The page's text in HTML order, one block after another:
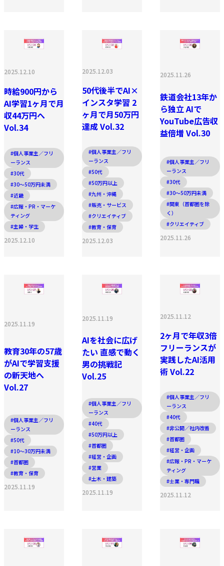
2025.12.10
時給900円から
AI学習1ヶ月で月
収44万円へ
Vol.34
#個人事業主／フリ
ーランス
#30代
#30〜50万円未満
#近畿
#広報・PR・マーケ
ティング
#主婦・学生
2025.12.10
2025.12.03
50代後半でAI×
インスタ学習 2
ヶ月で月50万円
達成 Vol.32
#個人事業主／フリ
ーランス
#50代
#50万円以上
#九州・沖縄
#販売・サービス
#クリエイティブ
#教育・保育
2025.12.03
2025.11.26
鉄道会社13年か
ら独立 AIで
YouTube広告収
益倍増 Vol.30
#個人事業主／フリ
ーランス
#30代
#30〜50万円未満
#関東（首都圏を除
く）
#クリエイティブ
2025.11.26
2025.11.19
教育30年の57歳
がAIで学習支援
の新天地へ
Vol.27
#個人事業主／フリ
ーランス
#50代
#10〜30万円未満
#首都圏
#教育・保育
2025.11.19
2025.11.19
AIを社会に広げ
たい 直感で動く
男の挑戦記
Vol.25
#個人事業主／フリ
ーランス
#40代
#50万円以上
#首都圏
#経営・企画
#営業
#土木・建築
2025.11.19
2025.11.12
2ヶ月で年収3倍
フリーランスが
実践したAI活用
術 Vol.22
#個人事業主／フリ
ーランス
#40代
#非公開／社内改善
#首都圏
#経営・企画
#広報・PR・マーケ
ティング
#士業・専門職
2025.11.12